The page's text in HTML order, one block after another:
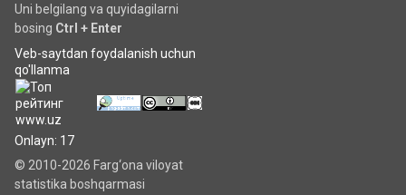
Uni belgilang va quyidagilarni
bosing Ctrl + Enter
Veb-saytdan foydalanish uchun
qo'llanma
Onlayn: 17
© 2010-2026 Farg‘ona viloyat
statistika boshqarmasi